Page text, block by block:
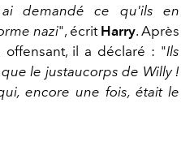
demandé ce qu'ils en
nazi", écrit Harry. Après
offensant, il a déclaré : "Ils
le justaucorps de Willy !
encore une fois, était le